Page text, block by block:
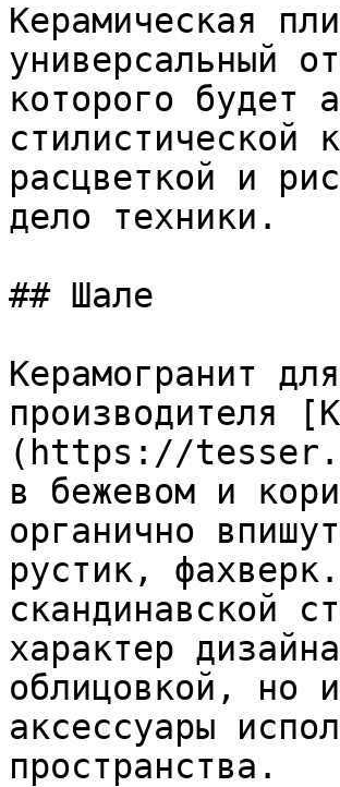
Керамическая
универсальный
которого будет
стилистической
расцветкой и
дело техники.
## Шале
Керамогранит
производителя
(https://
в бежевом и
органично
рустик,
скандинавской
характер
облицовкой, но
аксессуары
пространства.